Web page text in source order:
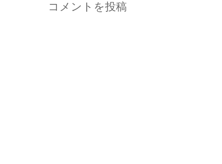
コメントを投稿